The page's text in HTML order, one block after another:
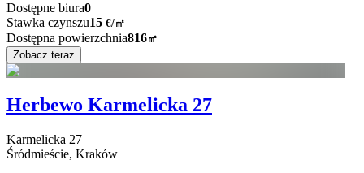
Dostępne biura0
Stawka czynszu15 €/㎡
Dostępna powierzchnia816㎡
Zobacz teraz
Herbewo Karmelicka 27
Karmelicka 27
Śródmieście, Kraków